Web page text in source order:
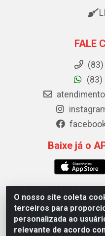
O nosso site coleta
terceiros para
personalizada ao
relevante de acordo
FALE
(83)
Baixe já o
Polybalas - Rua João
Ernesto Geisel, João